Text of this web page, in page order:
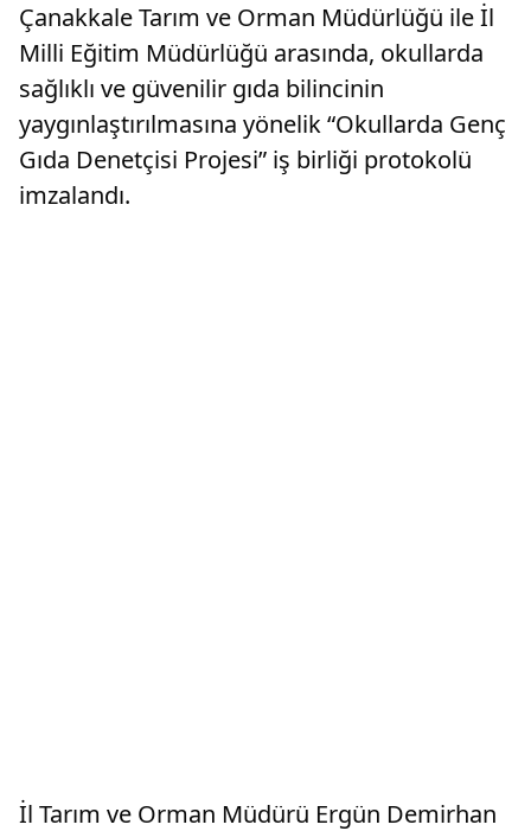
Çanakkale Tarım ve Orman Müdürlüğü ile İl
Milli Eğitim Müdürlüğü arasında, okullarda
sağlıklı ve güvenilir gıda bilincinin
yaygınlaştırılmasına yönelik “Okullarda Genç
Gıda Denetçisi Projesi” iş birliği protokolü
imzalandı.
İl Tarım ve Orman Müdürü Ergün Demirhan